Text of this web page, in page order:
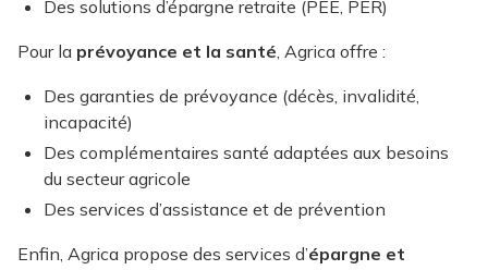
Des solutions d’épargne retraite (PEE, PER)
Pour la prévoyance et la santé, Agrica offre :
Des garanties de prévoyance (décès, invalidité,
incapacité)
Des complémentaires santé adaptées aux besoins
du secteur agricole
Des services d’assistance et de prévention
Enfin, Agrica propose des services d’épargne et